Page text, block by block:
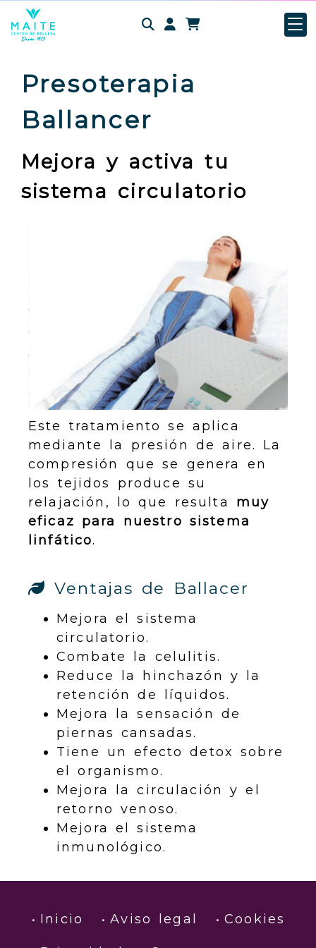
Identifícate
Presoterapia
Ballancer
Mejora y activa tu
sistema circulatorio
Este tratamiento se aplica
mediante la presión de aire. La
compresión que se genera en
los tejidos produce su
relajación, lo que resulta muy
eficaz para nuestro sistema
linfático.
Ventajas de Ballacer
Mejora el sistema
circulatorio.
Combate la celulitis.
Reduce la hinchazón y la
retención de líquidos.
Mejora la sensación de
piernas cansadas.
Tiene un efecto detox sobre
el organismo.
Mejora la circulación y el
retorno venoso.
Mejora el sistema
inmunológico.
Inicio Aviso legal Cookies